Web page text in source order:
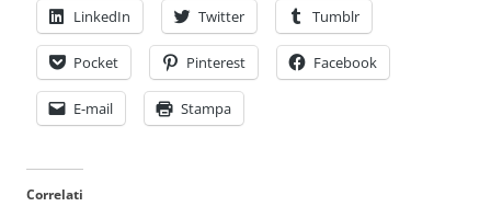
LinkedIn Twitter Tumblr
Pocket Pinterest Facebook
E-mail Stampa
Correlati